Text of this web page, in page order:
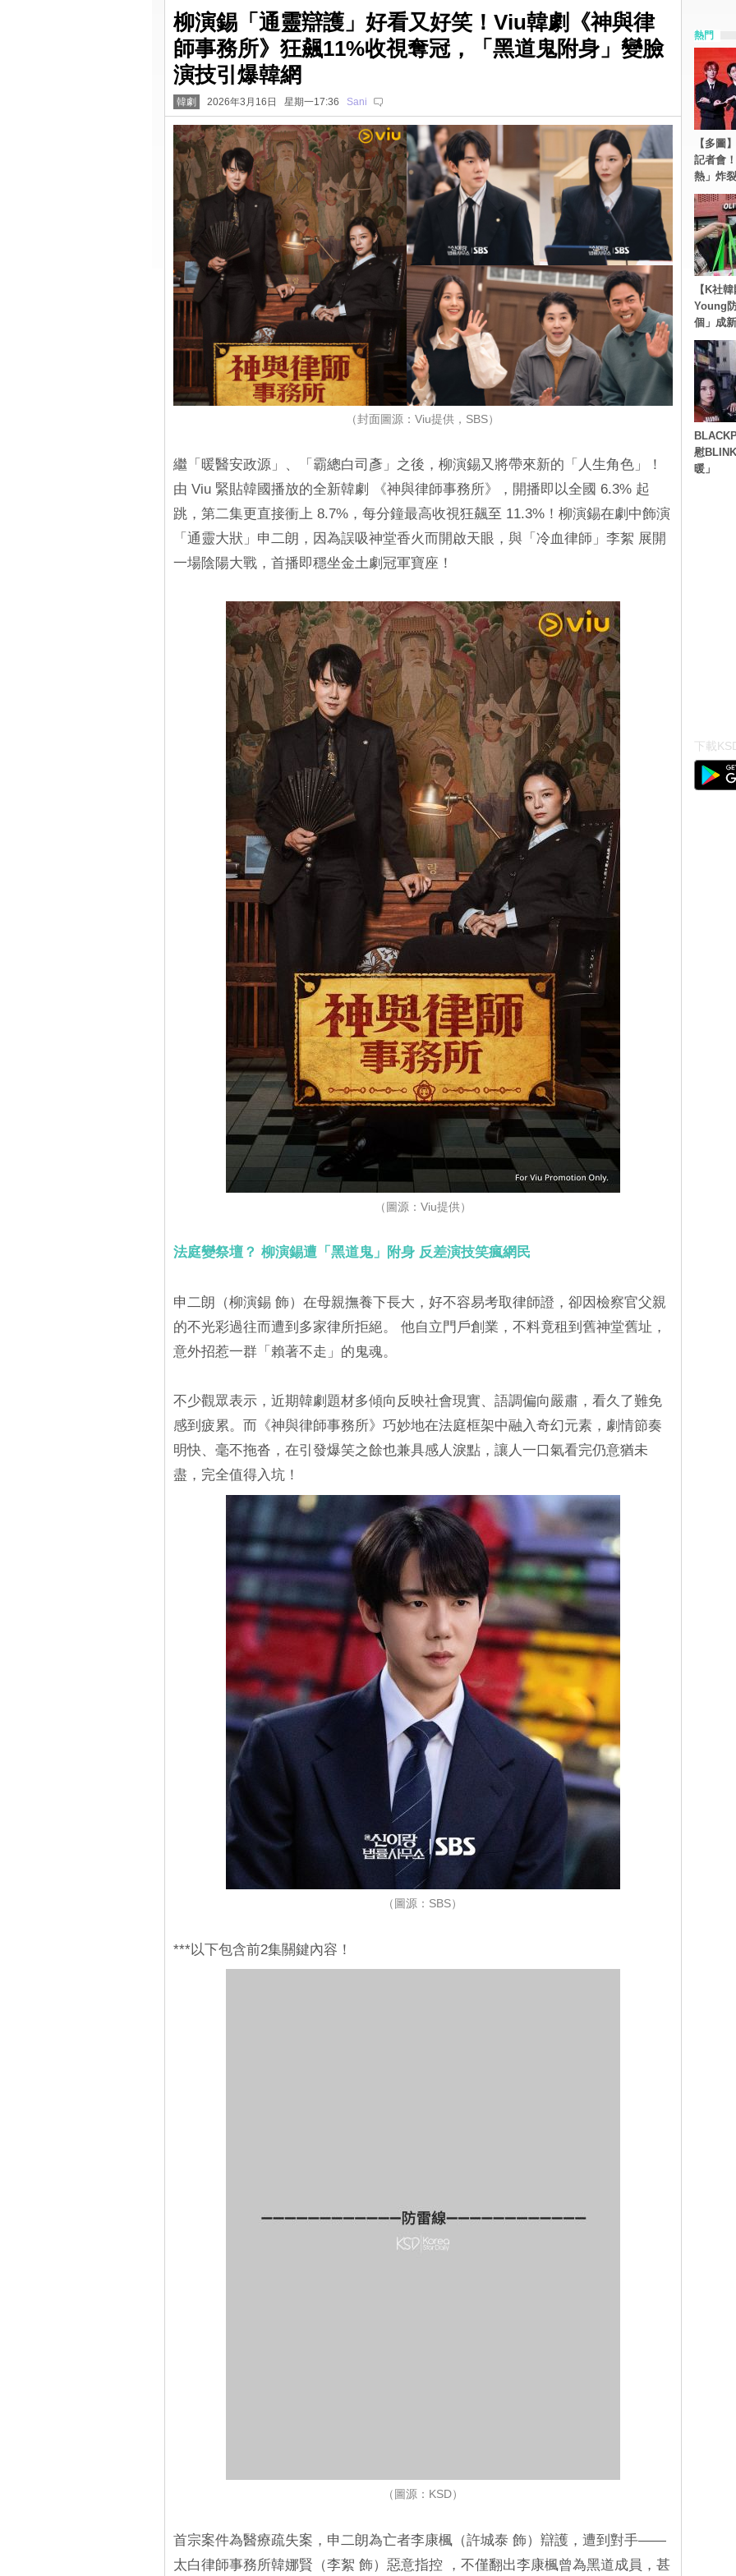
柳演錫「通靈辯護」好看又好笑！Viu韓劇《神與律
師事務所》狂飆11%收視奪冠，「黑道鬼附身」變臉
演技引爆韓網
韓劇 2026年3月16日 星期一17:36 Sani
（封面圖源：Viu提供，SBS）
繼「暖醫安政源」、「霸總白司彥」之後，柳演錫又將帶來新的「人生角色」！
由 Viu 緊貼韓國播放的全新韓劇 《神與律師事務所》，開播即以全國 6.3% 起
跳，第二集更直接衝上 8.7%，每分鐘最高收視狂飆至 11.3%！柳演錫在劇中飾演
「通靈大狀」申二朗，因為誤吸神堂香火而開啟天眼，與「冷血律師」李絮 展開
一場陰陽大戰，首播即穩坐金土劇冠軍寶座！
（圖源：Viu提供）
法庭變祭壇？ 柳演錫遭「黑道鬼」附身 反差演技笑瘋網民
申二朗（柳演錫 飾）在母親撫養下長大，好不容易考取律師證，卻因檢察官父親
的不光彩過往而遭到多家律所拒絕。 他自立門戶創業，不料竟租到舊神堂舊址，
意外招惹一群「賴著不走」的鬼魂。
不少觀眾表示，近期韓劇題材多傾向反映社會現實、語調偏向嚴肅，看久了難免
感到疲累。而《神與律師事務所》巧妙地在法庭框架中融入奇幻元素，劇情節奏
明快、毫不拖沓，在引發爆笑之餘也兼具感人淚點，讓人一口氣看完仍意猶未
盡，完全值得入坑！
（圖源：SBS）
***以下包含前2集關鍵內容！
（圖源：KSD）
首宗案件為醫療疏失案，申二朗為亡者李康楓（許城泰 飾）辯護，遭到對手——
太白律師事務所韓娜賢（李絮 飾）惡意指控 ，不僅翻出李康楓曾為黑道成員，甚
熱門
【多圖
記者會
熱」炸
【K社
Young
個」成
慰
暖」
下載